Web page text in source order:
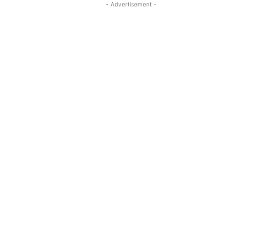
- Advertisement -